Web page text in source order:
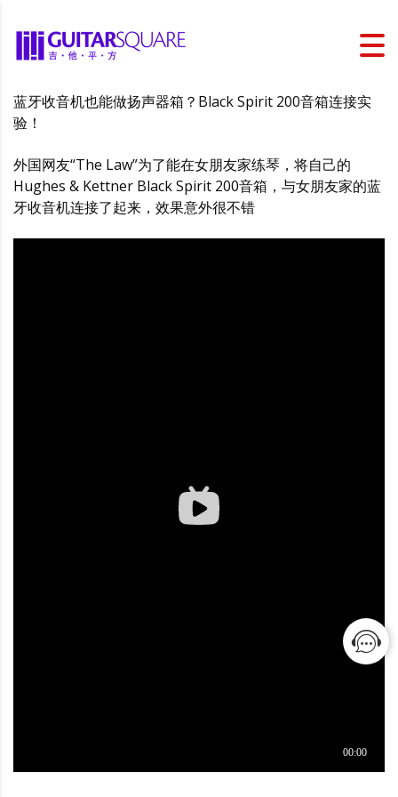
蓝牙收音机也能做扬声器箱？Black Spirit 200音箱连接实
验！
外国网友“The Law”为了能在女朋友家练琴，将自己的
Hughes & Kettner Black Spirit 200音箱，与女朋友家的蓝
牙收音机连接了起来，效果意外很不错